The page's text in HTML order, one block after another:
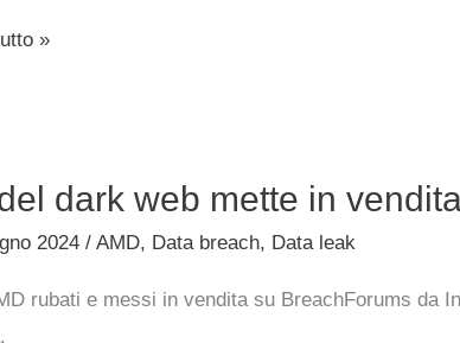
»
dark web mette in
2024 / AMD, Data breach, Data leak
rubati e messi in vendita su BreachForums da